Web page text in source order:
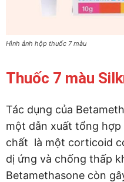
Hình ảnh hộp thuốc 7 màu
Thuốc 7 màu
Tác dụng của
một dẫn xuất tổng hợp
chất là một corticoid
dị ứng và chống thấp
Betamethasone còn